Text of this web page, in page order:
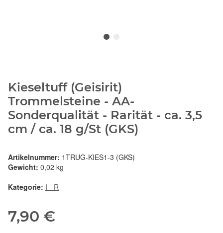
Kieseltuff (Geisirit)
Trommelsteine - AA-
Sonderqualität - Rarität - ca. 3,5
cm / ca. 18 g/St (GKS)
Artikelnummer: 1TRUG-KIES1-3 (GKS)
Gewicht: 0,02 kg
Kategorie: I - R
7,90 €